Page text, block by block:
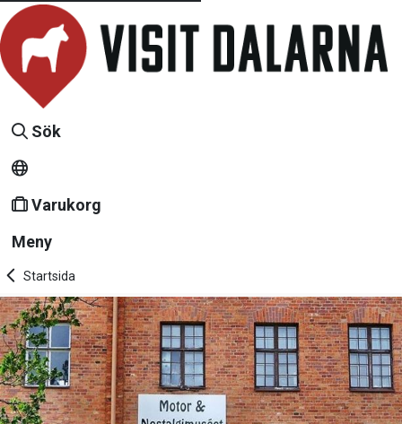
Sök
Varukorg
Meny
Startsida